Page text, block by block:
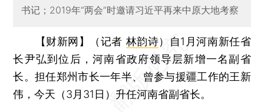
书记；2019年“两会”时邀请习近平再来中原大地考察
【财新网】（记者 林韵诗）
自1月河南新任省
长尹弘到位后，河南省政府领导层新增一名副省
长。担任郑州市长一年半、曾参与援疆工作的王新
伟，今天（3月31日）升任河南省副省长。